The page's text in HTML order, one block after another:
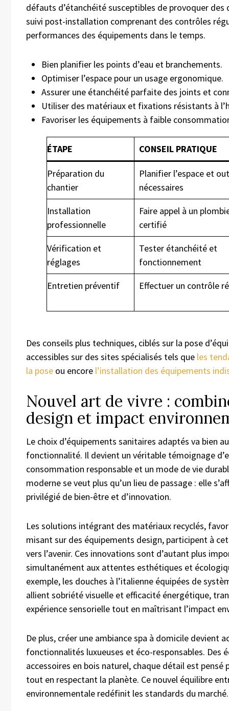
défauts d’étanchéité susceptibles de provoquer
suivi post-installation comprenant des contrôles
performances des équipements dans le temps.
Bien planifier les points d’eau et branchements.
Optimiser l’espace pour un usage ergonomique.
Assurer une étanchéité parfaite des joints et
Utiliser des matériaux et fixations résistants à
Favoriser les équipements à faible
ÉTAPE CONSEIL PRATIQUE
Préparation du
chantier
Planifier l’espace et
nécessaires
Installation
professionnelle
Faire appel à un
certifié
Vérification et
réglages
Tester étanchéité et
fonctionnement
Entretien préventif
Effectuer un contrôle
Des conseils plus techniques, ciblés sur la pose
accessibles sur des sites spécialisés tels que les
la pose ou encore l’installation des équipements
Nouvel art de vivre :
design et impact
Le choix d’équipements sanitaires adaptés va bien
fonctionnalité. Il devient un véritable témoignage
consommation responsable et un mode de vie
moderne se veut plus qu’un lieu de passage : elle
privilégié de bien-être et d’innovation.
Les solutions intégrant des matériaux recyclés,
misant sur des équipements design, participent à
vers l’avenir. Ces innovations sont d’autant plus
simultanément aux attentes esthétiques et
exemple, les douches à l’italienne équipées de
allient sobriété visuelle et efficacité énergétique,
expérience sensorielle tout en maîtrisant l’impact
De plus, créer une ambiance spa à domicile devient
fonctionnalités luxueuses et éco-responsables. Des
accessoires en bois naturel, chaque détail est
tout en respectant la planète. Ce nouvel équilibre
environnementale redéfinit les standards du marché.